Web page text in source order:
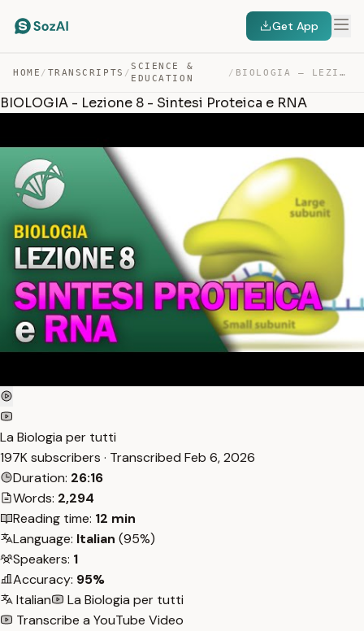
Get App
HOME / TRANSCRIPTS /
SCIENCE &
EDUCATION
/ BIOLOGIA – LEZIONE 8 – SINTESI PROTEICA E RNA — TRANSCRIPT
BIOLOGIA - Lezione 8 - Sintesi Proteica e RNA
La Biologia per tutti
197K subscribers · Transcribed Feb 6, 2026
Duration: 26:16
Words: 2,294
Reading time: 12 min
Language: Italian (95%)
Speakers: 1
Accuracy: 95%
Italian
La Biologia per tutti
Transcribe a YouTube Video